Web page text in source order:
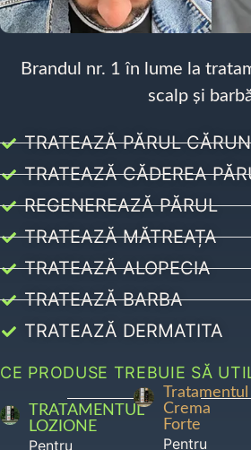
Brandul nr. 1 în lume la
scalp și
TRATEAZĂ PĂRUL
TRATEAZĂ CĂDEREA
REGENEREAZĂ PĂRUL
TRATEAZĂ MĂTREAȚA
TRATEAZĂ ALOPECIA
TRATEAZĂ BARBA
TRATEAZĂ DERMATITA
CE PRODUSE TREBUIE SĂ
TRATAMENTUL
LOZIONE
Pentru
Tratamentul
Crema
Forte
Pentru